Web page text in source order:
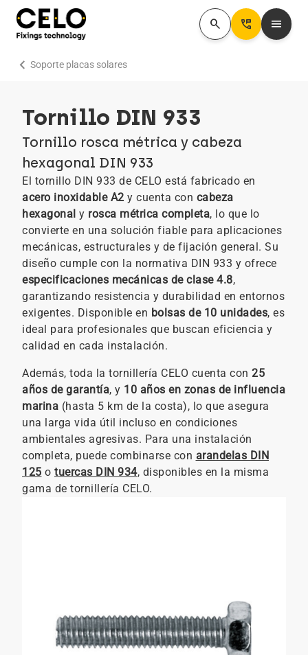
search Perm_Phone_Msg menu
Soporte placas solares
chevron_right
Tornillo DIN 933
Tornillo rosca métrica y cabeza
hexagonal DIN 933
El tornillo DIN 933 de CELO está fabricado en
acero inoxidable A2 y cuenta con cabeza
hexagonal y rosca métrica completa, lo que lo
convierte en una solución fiable para aplicaciones
mecánicas, estructurales y de fijación general. Su
diseño cumple con la normativa DIN 933 y ofrece
especificaciones mecánicas de clase 4.8,
garantizando resistencia y durabilidad en entornos
exigentes. Disponible en bolsas de 10 unidades, es
ideal para profesionales que buscan eficiencia y
calidad en cada instalación.
Además, toda la tornillería CELO cuenta con 25
años de garantía, y 10 años en zonas de influencia
marina (hasta 5 km de la costa), lo que asegura
una larga vida útil incluso en condiciones
ambientales agresivas. Para una instalación
completa, puede combinarse con arandelas DIN
125 o tuercas DIN 934, disponibles en la misma
gama de tornillería CELO.